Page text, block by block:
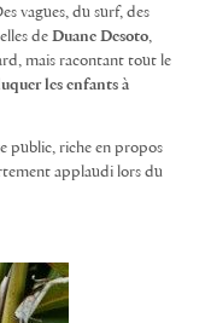
vagues, du surf, des
de Duane Desoto,
mais racontant tout le
les enfants à
public, riche en propos
applaudi lors du